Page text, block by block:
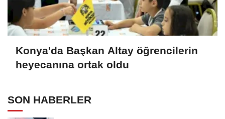
Konya'da Başkan Altay öğrencilerin
heyecanına ortak oldu
SON HABERLER